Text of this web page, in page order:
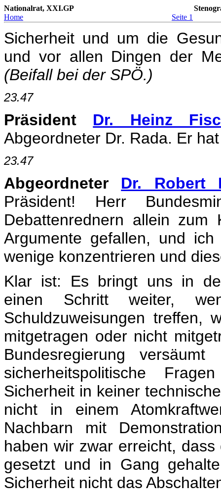
Nationalrat, XXI.GP
Home
Seite 1
Sicherheit und um die
und vor allen Dingen der
(Beifall bei der SPÖ.)
23.47
Präsident Dr. Heinz
Abgeordneter Dr. Rada. Er
23.47
Abgeordneter Dr. Robert
Präsident! Herr
Debattenrednern allein zum
Argumente gefallen, und
wenige konzentrieren und
Klar ist: Es bringt uns in
einen Schritt weiter,
Schuldzuweisungen treffen,
mitgetragen oder nicht
Bundesregierung
sicherheitspolitische
Sicherheit in keiner
nicht in einem
Nachbarn mit
haben wir zwar erreicht,
gesetzt und in Gang
Sicherheit nicht das